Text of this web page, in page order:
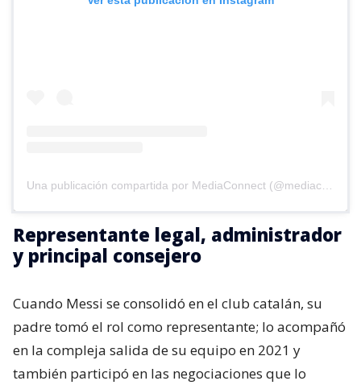
Representante legal, administrador
y principal consejero
Cuando Messi se consolidó en el club catalán, su
padre tomó el rol como representante; lo acompañó
en la compleja salida de su equipo en 2021 y
también participó en las negociaciones que lo